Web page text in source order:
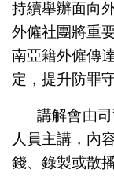
持續舉辦面向
外僱社團將重
南亞籍外僱傳
定，提升防罪
講解會由
人員主講，內
錢、錄製或散